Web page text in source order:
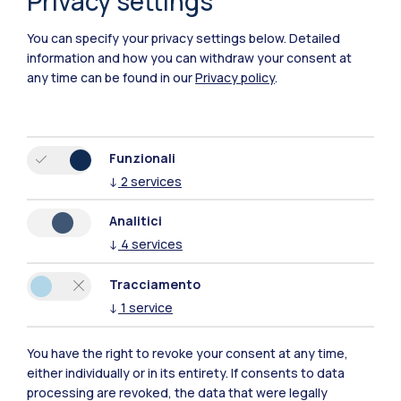
Lecco
Mantova
Xi'an
Naviga il sito
Contattaci
You can specify your privacy settings below. Detailed
information and how you can withdraw your consent at
any time can be found in ourPrivacy policy.
Funzionali
↓ 2 services
Analitici
↓ 4 services
Tracciamento
↓ 1 service
You have the right to revoke your consent at any time,
either individually or in its entirety. If consents to data
processing are revoked, the data that were legally